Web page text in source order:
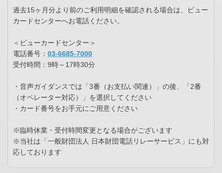
過去15ヶ月分より前のご利用明細を確認される場合は、ビュー
カードセンターへお電話ください。
＜ビューカードセンター＞
電話番号： 03-6685-7000
受付時間：9時～17時30分
・音声ガイダンスでは「3番（お支払い関連）」の後、「2番
（オペレーター対応）」を選択してください
・カード番号をお手元にご用意ください
※臨時休業・受付時間変更となる場合がございます
※当社は「一般財団法人 日本財団電話リレーサービス」にも対
応しております